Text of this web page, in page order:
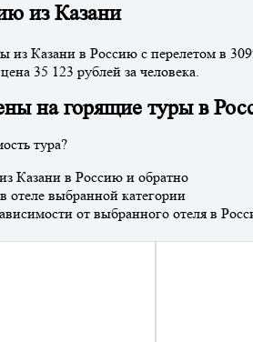
из Казани
Казани в Россию с перелетом в
35 123 рублей за человека.
на горящие туры в
тура?
Казани в Россию и обратно
отеле выбранной категории
от выбранного отеля в